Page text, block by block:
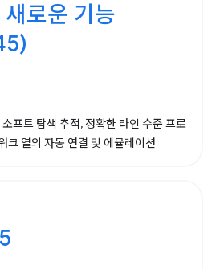
로운 기능
프트 탐색 추적, 정확한 라인 수준 프로
크 열의 자동 연결 및 에뮬레이션